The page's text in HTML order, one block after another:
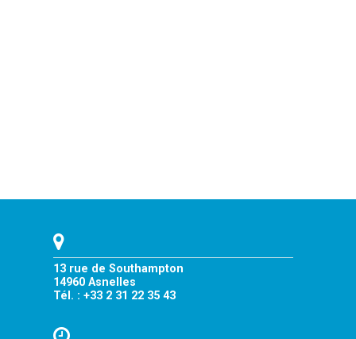
13 rue de Southampton
14960 Asnelles
Tél. : +33 2 31 22 35 43